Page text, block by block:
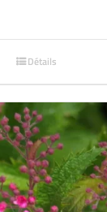
Détails